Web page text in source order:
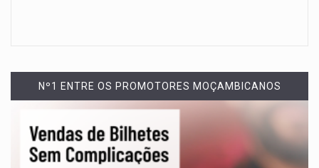
Nº1 ENTRE OS PROMOTORES MOÇAMBICANOS